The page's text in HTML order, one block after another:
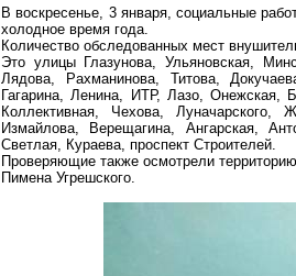
В воскресенье, 3 января, социальные
холодное время года.
Количество обследованных мест
Это улицы Глазунова, Ульяновская,
Лядова, Рахманинова, Титова,
Гагарина, Ленина, ИТР, Лазо, Онежская,
Коллективная, Чехова, Луначарского,
Измайлова, Верещагина, Ангарская,
Светлая, Кураева, проспект Строителей.
Проверяющие также осмотрели
Пимена Угрешского.